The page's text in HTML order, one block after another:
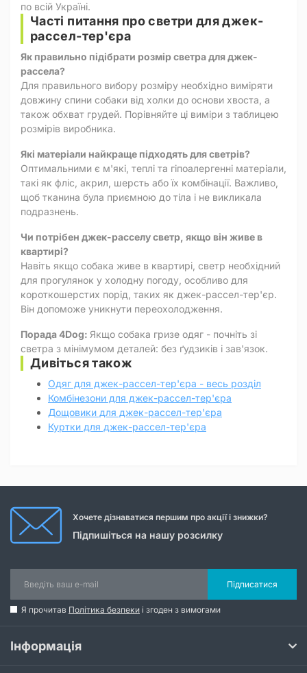
по всій Україні.
Часті питання про светри для джек-
рассел-тер'єра
Як правильно підібрати розмір светра для джек-
рассела?
Для правильного вибору розміру необхідно виміряти
довжину спини собаки від холки до основи хвоста, а
також обхват грудей. Порівняйте ці виміри з таблицею
розмірів виробника.
Які матеріали найкраще підходять для светрів?
Оптимальними є м'які, теплі та гіпоалергенні матеріали,
такі як фліс, акрил, шерсть або їх комбінації. Важливо,
щоб тканина була приємною до тіла і не викликала
подразнень.
Чи потрібен джек-расселу светр, якщо він живе в
квартирі?
Навіть якщо собака живе в квартирі, светр необхідний
для прогулянок у холодну погоду, особливо для
короткошерстих порід, таких як джек-рассел-тер'єр.
Він допоможе уникнути переохолодження.
Порада 4Dog: Якщо собака гризе одяг - почніть зі
светра з мінімумом деталей: без ґудзиків і зав'язок.
Дивіться також
Одяг для джек-рассел-тер'єра - весь розділ
Комбінезони для джек-рассел-тер'єра
Дощовики для джек-рассел-тер'єра
Куртки для джек-рассел-тер'єра
Хочете дізнаватися першим про акції і знижки?
Підпишіться на нашу розсилку
Підписатися
Я прочитав Політика безпеки і згоден з вимогами
Інформація